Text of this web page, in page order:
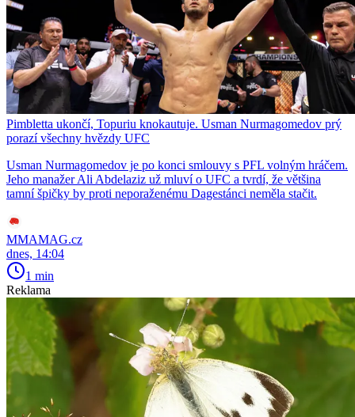
Pimbletta ukončí, Topuriu knokautuje. Usman Nurmagomedov prý
porazí všechny hvězdy UFC
Usman Nurmagomedov je po konci smlouvy s PFL volným hráčem.
Jeho manažer Ali Abdelaziz už mluví o UFC a tvrdí, že většina
tamní špičky by proti neporaženému Dagestánci neměla stačit.
MMAMAG.cz
dnes, 14:04
1 min
Reklama